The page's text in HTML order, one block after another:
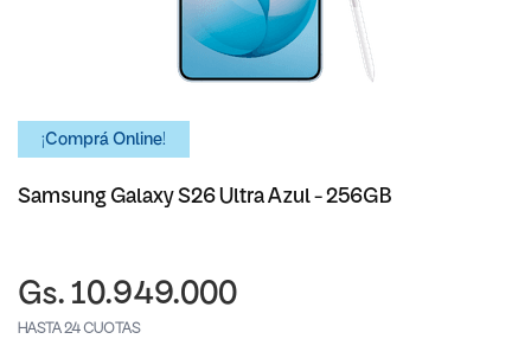
¡Comprá Online!
Samsung Galaxy S26 Ultra Azul - 256GB
Gs. 10.949.000
HASTA 24 CUOTAS